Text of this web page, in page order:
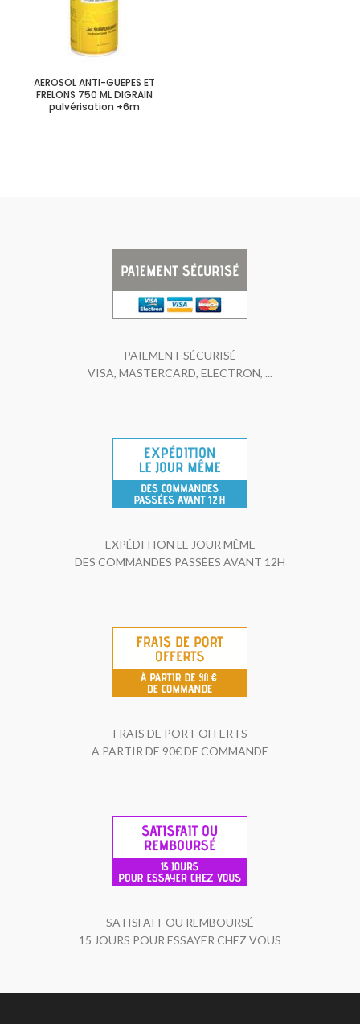
AEROSOL ANTI-GUEPES ET
FRELONS 750 ML DIGRAIN
pulvérisation +6m
PAIEMENT SÉCURISÉ
VISA, MASTERCARD, ELECTRON, ...
EXPÉDITION LE JOUR MÊME
DES COMMANDES PASSÉES AVANT 12H
FRAIS DE PORT OFFERTS
A PARTIR DE 90€ DE COMMANDE
SATISFAIT OU REMBOURSÉ
15 JOURS POUR ESSAYER CHEZ VOUS